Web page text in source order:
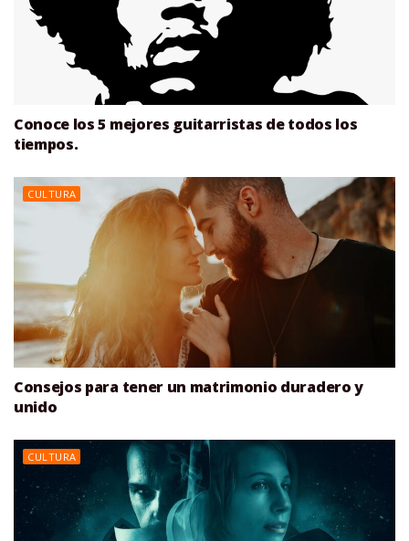
Conoce los 5 mejores guitarristas de todos los
tiempos.
CULTURA
Consejos para tener un matrimonio duradero y
unido
CULTURA